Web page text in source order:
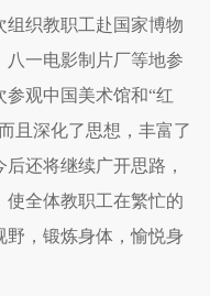
组织教职工赴国家博物
八一电影制片厂等地参
观中国美术馆和“红
且深化了思想，丰富了
还将继续广开思路，
使全体教职工在繁忙的
野，锻炼身体，愉悦身